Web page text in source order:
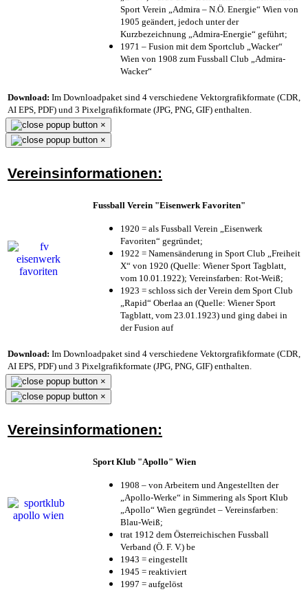
Sport Verein „Admira – N.Ö. Energie“ Wien von
1905 geändert, jedoch unter der
Kurzbezeichnung „Admira-Energie“ geführt;
1971 – Fusion mit dem Sportclub „Wacker“
Wien von 1908 zum Fussball Club „Admira-
Wacker“
Download: Im Downloadpaket sind 4 verschiedene Vektorgrafikformate (CDR,
AI EPS, PDF) und 3 Pixelgrafikformate (JPG, PNG, GIF) enthalten.
×
×
Vereinsinformationen:
Fussball Verein "Eisenwerk Favoriten"
1920 = als Fussball Verein „Eisenwerk
Favoriten“ gegründet;
1922 = Namensänderung in Sport Club „Freiheit
X“ von 1920 (Quelle: Wiener Sport Tagblatt,
vom 10.01.1922); Vereinsfarben: Rot-Weiß;
1923 = schloss sich der Verein dem Sport Club
„Rapid“ Oberlaa an (Quelle: Wiener Sport
Tagblatt, vom 23.01.1923) und ging dabei in
der Fusion auf
Download: Im Downloadpaket sind 4 verschiedene Vektorgrafikformate (CDR,
AI EPS, PDF) und 3 Pixelgrafikformate (JPG, PNG, GIF) enthalten.
×
×
Vereinsinformationen:
Sport Klub "Apollo" Wien
1908 – von Arbeitern und Angestellten der
„Apollo-Werke“ in Simmering als Sport Klub
„Apollo“ Wien gegründet – Vereinsfarben:
Blau-Weiß;
trat 1912 dem Österreichischen Fussball
Verband (Ö. F. V.) be
1943 = eingestellt
1945 = reaktiviert
1997 = aufgelöst